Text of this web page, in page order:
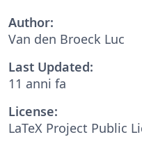
Author:
Van den Broeck Luc
Last Updated:
11 anni fa
License:
LaTeX Project Public